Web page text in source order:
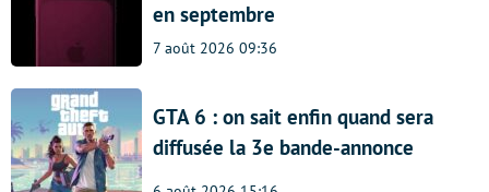
en septembre
7 août 2026 09:36
GTA 6 : on sait enfin quand sera
diffusée la 3e bande-annonce